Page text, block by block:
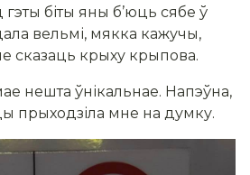
гэты біты яны б’юць сябе ў
вельмі, мякка кажучы,
сказаць крыху крыпова.
нешта ўнікальнае. Напэўна,
прыходзіла мне на думку.